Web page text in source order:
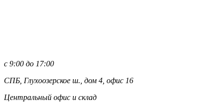
с 9:00 до 17:00
СПБ, Глухоозерское ш., дом 4, офис 16
Центральный офис и склад